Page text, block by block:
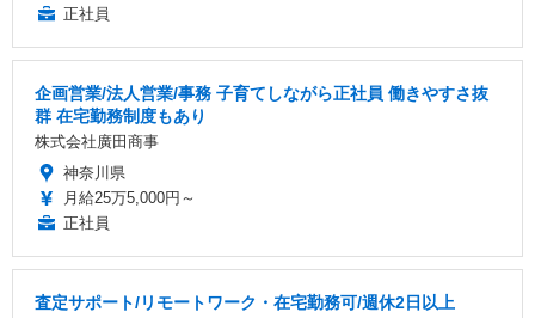
正社員
企画営業/法人営業/事務 子育てしながら正社員 働きやすさ抜
群 在宅勤務制度もあり
株式会社廣田商事
神奈川県
月給25万5,000円～
正社員
査定サポート/リモートワーク・在宅勤務可/週休2日以上